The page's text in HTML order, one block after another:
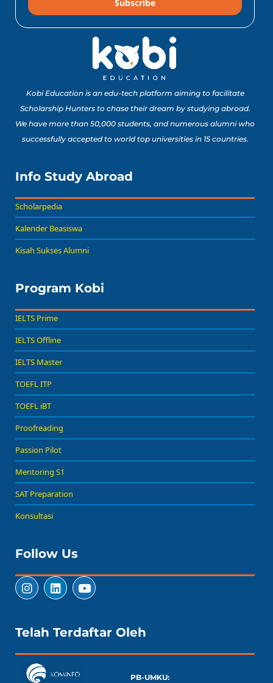
10 Lomba Jurusan
Matematika untuk
Portofolio Anak SMA
Buat Study Abroad Yang
8 Lomba Jurusan
Psikologi untuk
Buat Persiapan Study
Baca Sekarang!
Subscribe
Kobi Education is an edu-tech platform aiming to facilitate
Scholarship Hunters to chase their dream by studying abroad.
We have more than 50,000 students, and numerous alumni who
successfully accepted to world top universities in 15 countries.
Info Study Abroad
Scholarpedia
Kalender Beasiswa
Kisah Sukses Alumni
Program Kobi
IELTS Prime
IELTS Offline
IELTS Master
TOEFL ITP
TOEFL iBT
Proofreading
Passion Pilot
Mentoring S1
SAT Preparation
Konsultasi
Follow Us
Telah Terdaftar Oleh
PB-UMKU: